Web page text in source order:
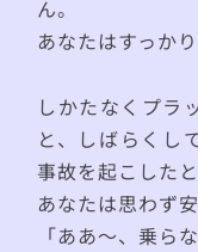
ん。
あなたはすっか
しかたなくプラ
と、しばらくし
事故を起こした
あなたは思わず
「ああ〜、乗ら